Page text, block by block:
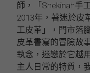
師，「Shekinah手
2013年，著迷於皮
工皮革」，門市落
皮革書寫的冒險故
執念，迷戀於它越
主人日常的特質，